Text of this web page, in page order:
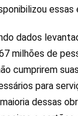
dados
milhões de
cumprirem
para
dessas